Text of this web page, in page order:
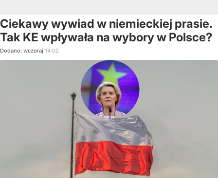
Ciekawy wywiad w niemieckiej prasie.
Tak KE wpływała na wybory w Polsce?
Dodano: wczoraj 14:02